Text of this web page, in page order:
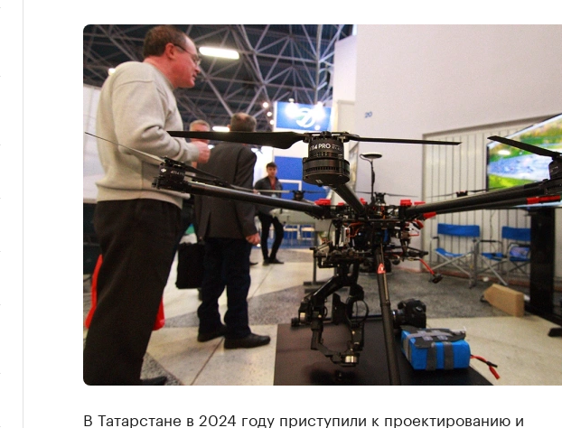
В Татарстане в 2024 году приступили к проектированию и